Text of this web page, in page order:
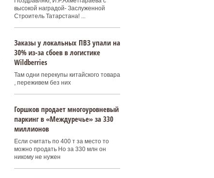
высокой наградой- Заслуженной
Строитель Татарстана! ...
Заказы у локальных ПВЗ упали на
30% из-за сбоев в логистике
Wildberries
Там одни перекупы китайского товара
, переживем без них
Горшков продает многоуровневый
паркинг в «Междуречье» за 330
миллионов
Если считать по 400 т за место то
можно продать Но за 330 млн он
никому не нужен